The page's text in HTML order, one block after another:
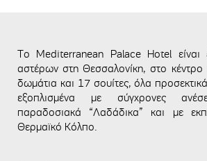
Το Mediterranean Palace Hotel είναι
αστέρων στη Θεσσαλονίκη, στο
δωμάτια και 17 σουίτες, όλα
εξοπλισμένα με σύγχρονες
παραδοσιακά “Λαδάδικα” και με
Θερμαϊκό Κόλπο.